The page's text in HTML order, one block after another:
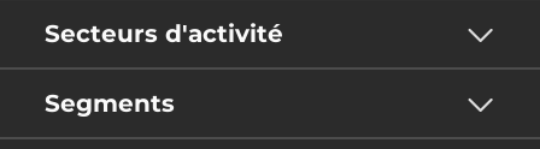
Secteurs d'activité
Segments